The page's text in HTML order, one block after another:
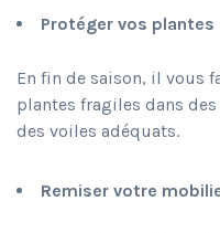
Protéger vos plantes
En fin de saison, il vous
plantes fragiles dans
des voiles adéquats.
Remiser votre